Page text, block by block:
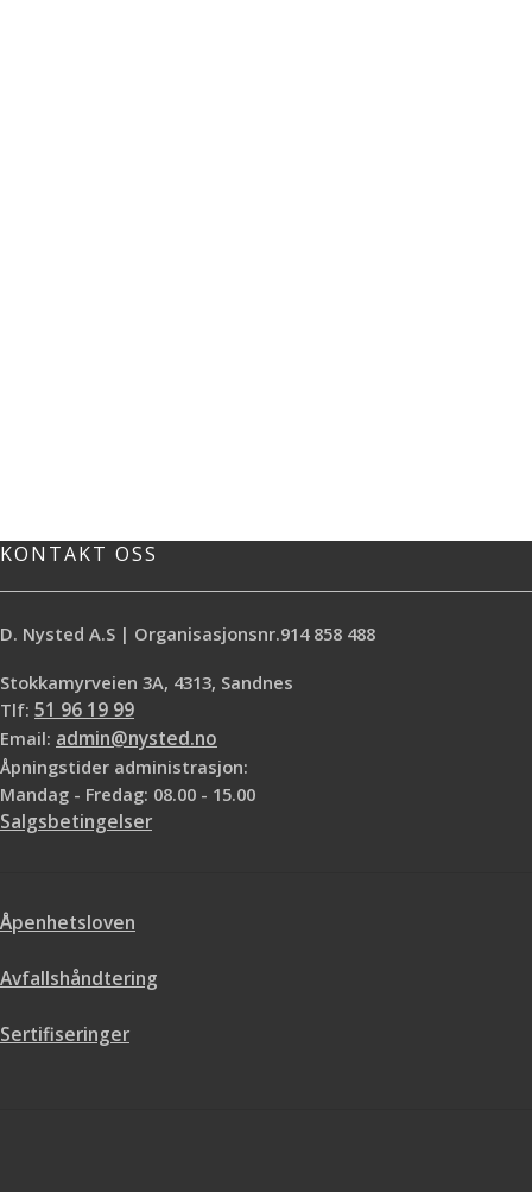
KONTAKT OSS
D. Nysted A.S | Organisasjonsnr.914 858 488
Stokkamyrveien 3A, 4313, Sandnes
Tlf: 51 96 19 99
Email: admin@nysted.no
Åpningstider administrasjon:
Mandag - Fredag: 08.00 - 15.00
Salgsbetingelser
Åpenhetsloven
Avfallshåndtering
Sertifiseringer